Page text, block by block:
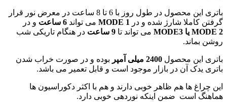
باتری این محصول در طول روز با 6 تا 8 ساعت در معرض نور قرار
گرفتن کاملا شارژ شده و در
MODE 1 می تواند
و در
MODE 2 یا MODE3
می تواند تا
در هنگام تاریکی شب
روشن بماند.
باتری این محصول
بوده و در صورت خراب شدن
باتری یدک آن در بازار موجود است و قابل تعمیر می باشد.
این چراغ ها هم ظاهر خوبی دارند و هم با اکثر دکوراسیون ها
هماهنگ است ضمن اینکه نوردهی خوبی دارد.